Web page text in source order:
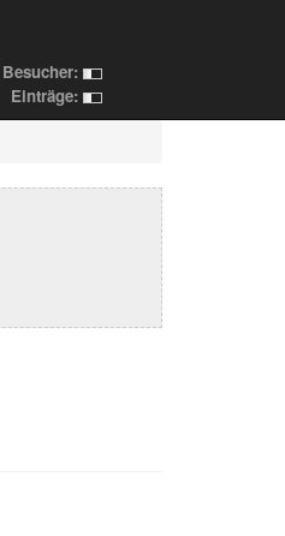
Besucher:
Einträge: